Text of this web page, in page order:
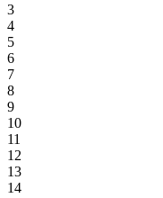
3
4
5
6
7
8
9
10
11
12
13
14